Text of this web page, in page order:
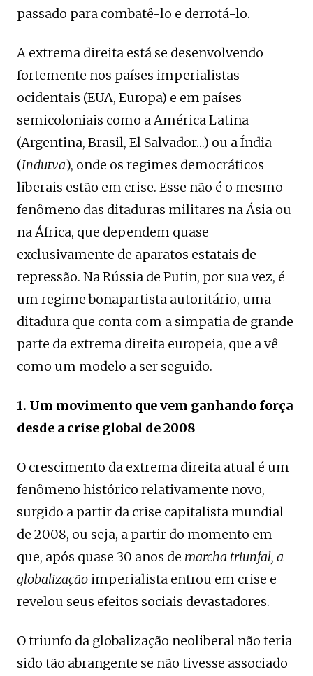
passado para combatê-lo e derrotá-lo.
A extrema direita está se desenvolvendo
fortemente nos países imperialistas
ocidentais (EUA, Europa) e em países
semicoloniais como a América Latina
(Argentina, Brasil, El Salvador…) ou a Índia
(Indutva), onde os regimes democráticos
liberais estão em crise. Esse não é o mesmo
fenômeno das ditaduras militares na Ásia ou
na África, que dependem quase
exclusivamente de aparatos estatais de
repressão. Na Rússia de Putin, por sua vez, é
um regime bonapartista autoritário, uma
ditadura que conta com a simpatia de grande
parte da extrema direita europeia, que a vê
como um modelo a ser seguido.
1. Um movimento que vem ganhando força
desde a crise global de 2008
O crescimento da extrema direita atual é um
fenômeno histórico relativamente novo,
surgido a partir da crise capitalista mundial
de 2008, ou seja, a partir do momento em
que, após quase 30 anos de marcha triunfal, a
globalizaçãoimperialista entrou em crise e
revelou seus efeitos sociais devastadores.
O triunfo da globalização neoliberal não teria
sido tão abrangente se não tivesse associado